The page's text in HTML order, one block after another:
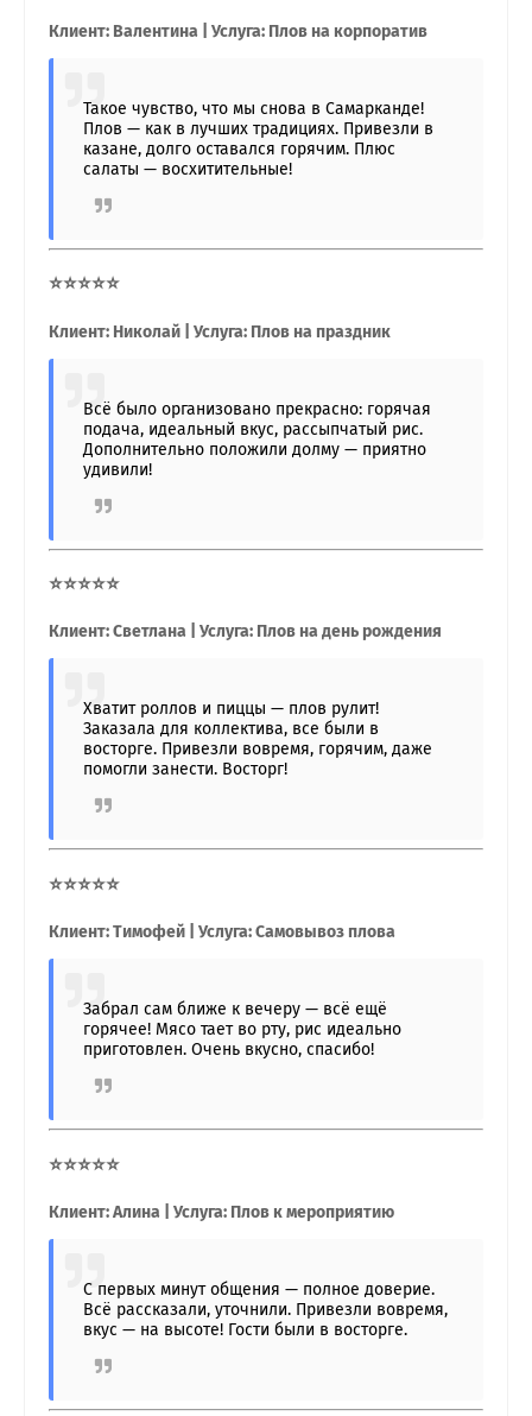
Клиент: Валентина | Услуга: Плов на корпоратив
Такое чувство, что мы снова в Самарканде!
Плов — как в лучших традициях. Привезли в
казане, долго оставался горячим. Плюс
салаты — восхитительные!
⭐⭐⭐⭐⭐
Клиент: Николай | Услуга: Плов на праздник
Всё было организовано прекрасно: горячая
подача, идеальный вкус, рассыпчатый рис.
Дополнительно положили долму — приятно
удивили!
⭐⭐⭐⭐⭐
Клиент: Светлана | Услуга: Плов на день рождения
Хватит роллов и пиццы — плов рулит!
Заказала для коллектива, все были в
восторге. Привезли вовремя, горячим, даже
помогли занести. Восторг!
⭐⭐⭐⭐⭐
Клиент: Тимофей | Услуга: Самовывоз плова
Забрал сам ближе к вечеру — всё ещё
горячее! Мясо тает во рту, рис идеально
приготовлен. Очень вкусно, спасибо!
⭐⭐⭐⭐⭐
Клиент: Алина | Услуга: Плов к мероприятию
С первых минут общения — полное доверие.
Всё рассказали, уточнили. Привезли вовремя,
вкус — на высоте! Гости были в восторге.